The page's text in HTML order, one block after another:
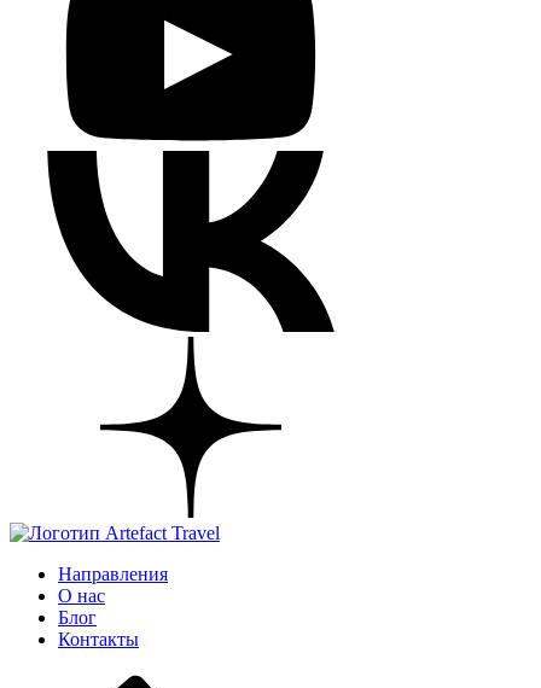
Направления
О нас
Блог
Контакты